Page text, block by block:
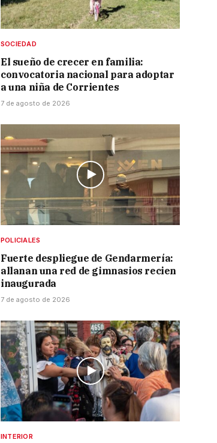
SOCIEDAD
El sueño de crecer en familia:
convocatoria nacional para adoptar
a una niña de Corrientes
7 de agosto de 2026
POLICIALES
Fuerte despliegue de Gendarmería:
allanan una red de gimnasios recien
inaugurada
7 de agosto de 2026
INTERIOR